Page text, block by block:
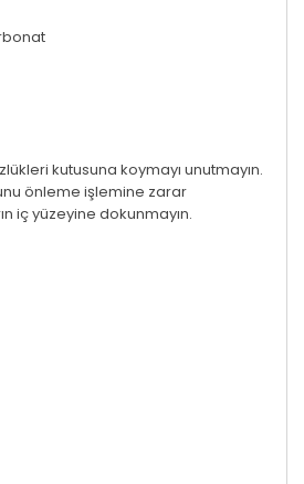
kutusuna koymayı unutmayın.
önleme işlemine zarar
iç yüzeyine dokunmayın.